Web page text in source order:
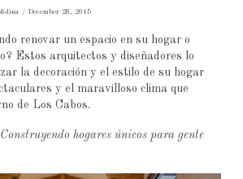
December 28, 2015
renovar un espacio en su hogar o
Estos arquitectos y diseñadores lo
la decoración y el estilo de su hogar
y el maravilloso clima que
de Los Cabos.
Construyendo hogares únicos para gente